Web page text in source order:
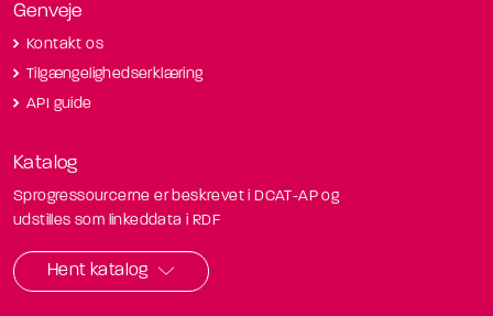
Genveje
Kontakt os
Tilgængelighedserklæring
API guide
Katalog
Sprogressourcerne er beskrevet i DCAT-AP og
udstilles som linkeddata i RDF
Hent katalog